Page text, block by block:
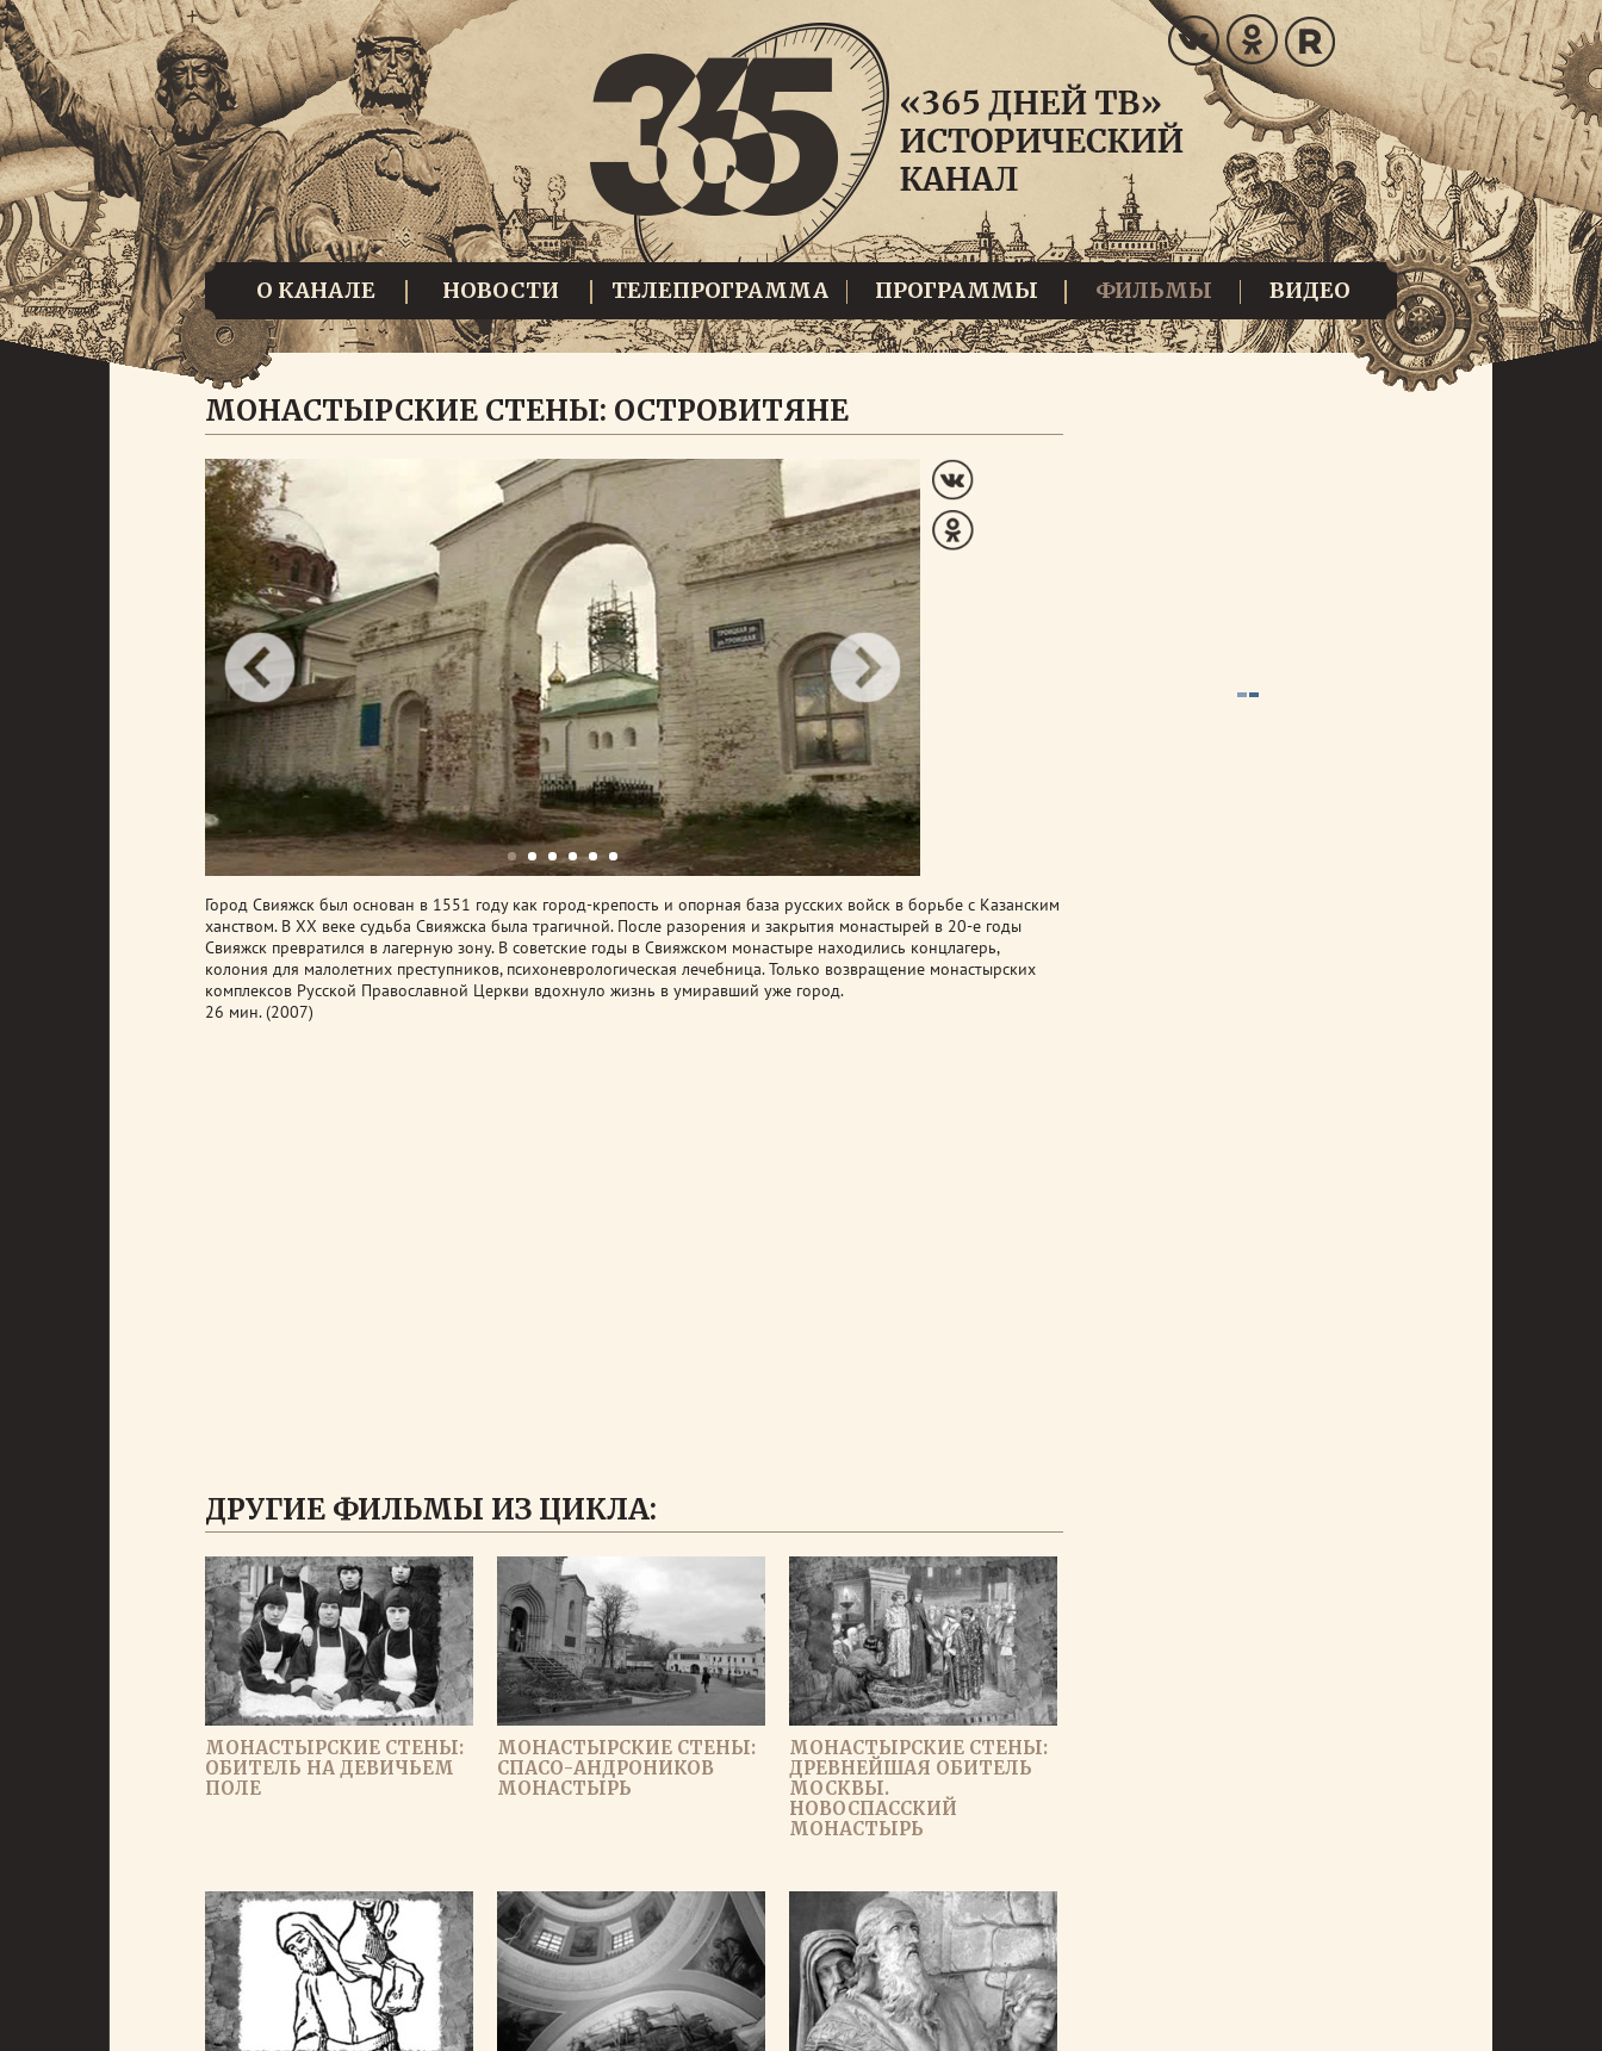
О КАНАЛЕ НОВОСТИ ТЕЛЕПРОГРАММА ПРОГРАММЫ ФИЛЬМЫ ВИДЕО
МОНАСТЫРСКИЕ СТЕНЫ: ОСТРОВИТЯНЕ
Город Свияжск был основан в 1551 году как город-крепость и опорная база русских войск в борьбе с Казанским
ханством. В XX веке судьба Свияжска была трагичной. После разорения и закрытия монастырей в 20-е годы
Свияжск превратился в лагерную зону. В советские годы в Свияжском монастыре находились концлагерь,
колония для малолетних преступников, психоневрологическая лечебница. Только возвращение монастырских
комплексов Русской Православной Церкви вдохнуло жизнь в умиравший уже город.
26 мин. (2007)
ДРУГИЕ ФИЛЬМЫ ИЗ ЦИКЛА:
МОНАСТЫРСКИЕ СТЕНЫ:
ОБИТЕЛЬ НА ДЕВИЧЬЕМ
ПОЛЕ
МОНАСТЫРСКИЕ СТЕНЫ:
СПАСО-АНДРОНИКОВ
МОНАСТЫРЬ
МОНАСТЫРСКИЕ СТЕНЫ:
ДРЕВНЕЙШАЯ ОБИТЕЛЬ
МОСКВЫ.
НОВОСПАССКИЙ
МОНАСТЫРЬ